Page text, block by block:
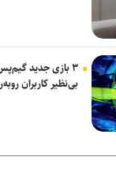
۳ بازی جدید
بی‌نظیر کاربران